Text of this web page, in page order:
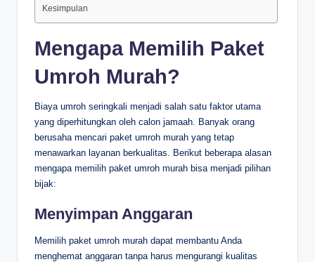
Kesimpulan
Mengapa Memilih Paket
Umroh Murah?
Biaya umroh seringkali menjadi salah satu faktor utama
yang diperhitungkan oleh calon jamaah. Banyak orang
berusaha mencari paket umroh murah yang tetap
menawarkan layanan berkualitas. Berikut beberapa alasan
mengapa memilih paket umroh murah bisa menjadi pilihan
bijak:
Menyimpan Anggaran
Memilih paket umroh murah dapat membantu Anda
menghemat anggaran tanpa harus mengurangi kualitas